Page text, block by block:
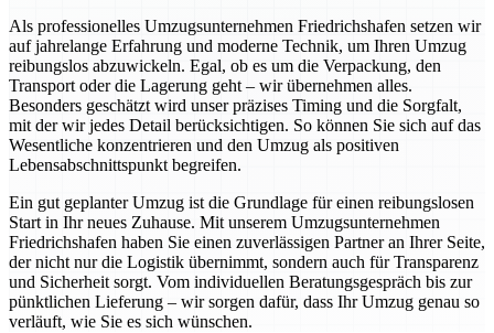
Als professionelles Umzugsunternehmen Friedrichshafen setzen wir
auf jahrelange Erfahrung und moderne Technik, um Ihren Umzug
reibungslos abzuwickeln. Egal, ob es um die Verpackung, den
Transport oder die Lagerung geht – wir übernehmen alles.
Besonders geschätzt wird unser präzises Timing und die Sorgfalt,
mit der wir jedes Detail berücksichtigen. So können Sie sich auf das
Wesentliche konzentrieren und den Umzug als positiven
Lebensabschnittspunkt begreifen.
Ein gut geplanter Umzug ist die Grundlage für einen reibungslosen
Start in Ihr neues Zuhause. Mit unserem Umzugsunternehmen
Friedrichshafen haben Sie einen zuverlässigen Partner an Ihrer Seite,
der nicht nur die Logistik übernimmt, sondern auch für Transparenz
und Sicherheit sorgt. Vom individuellen Beratungsgespräch bis zur
pünktlichen Lieferung – wir sorgen dafür, dass Ihr Umzug genau so
verläuft, wie Sie es sich wünschen.